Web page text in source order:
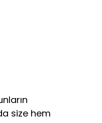
size hem